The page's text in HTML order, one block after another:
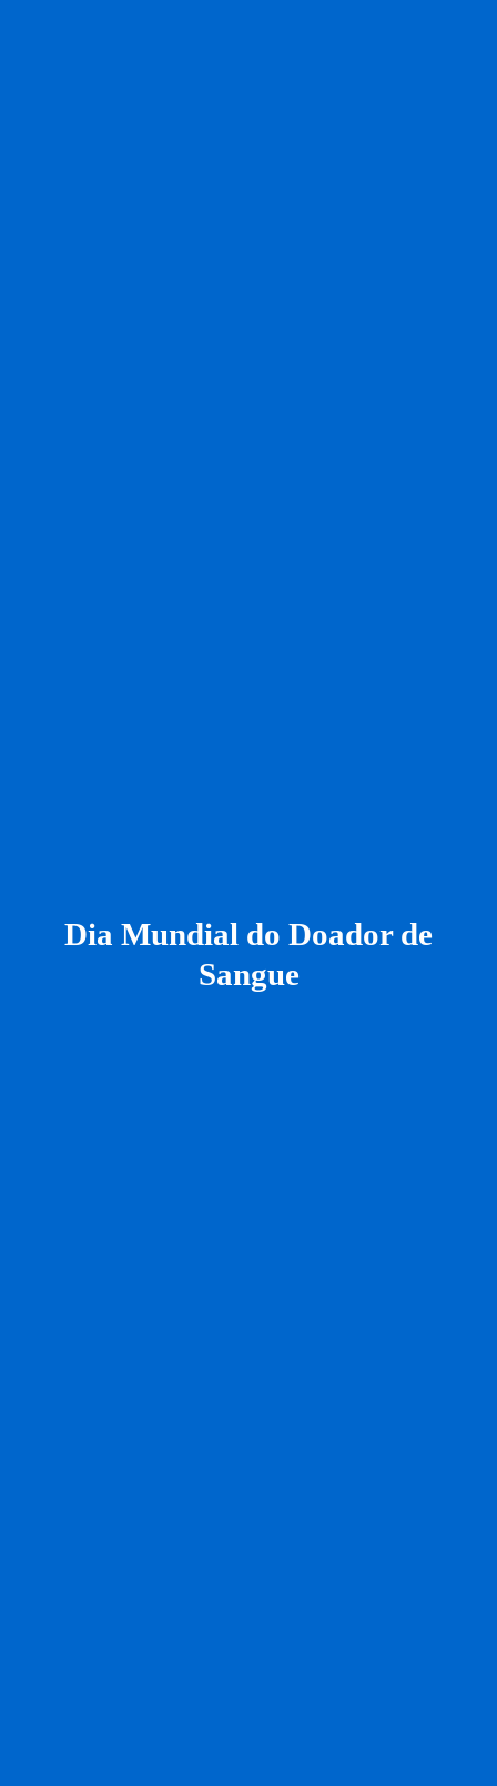
Dia Mundial do Doador de
Sangue